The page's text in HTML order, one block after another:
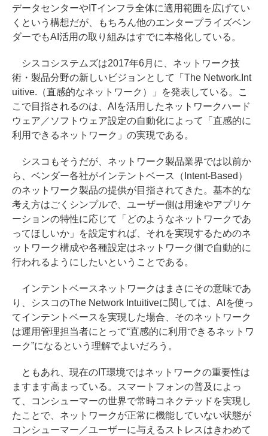
データセンターやITインフラ全体に適用範囲を広げてい
くという構想だが、もちろん他のエンタープライズベン
ダーでもAI活用の取り組みはすでに本格化している。
シスコシステムズは2017年6月に、ネットワーク技
術・製品分野の新しいビジョンとして「The Network.Int
uitive.（直感的なネットワーク）」を発表している。こ
こで目指されるのは、AIを活用したネットワークハード
ウェア／ソフトウェア設定の自動化によって「直感的に
利用できるネットワーク」の実現である。
シスコもそうだが、ネットワーク製品業界では以前か
ら、ベンダー各社がインテントベース（Intent-Based）
のネットワーク製品の提供が目指されてきた。基本的な
考え方はごくシンプルで、ユーザー側は用途やアプリケ
ーションの特性に応じて「どのようなネットワークであ
ってほしいか」を設定すれば、それを実現するためのネ
ットワーク構成や各種設定はネットワーク側で自動的に
行われるようにしたいということである。
インテントベースネットワークはまさにその意味であ
り、シスコのThe Network Intuitiveに関しては、AIを使っ
てインテントベースを実現した場合、そのネットワーク
は運用管理担当者にとって“直感的に利用できるネットワ
ーク”になるという理解でよいだろう。
ともあれ、現在のIT環境ではネットワークの重要性は
ますます高まっている。スマートフォンの普及によっ
て、コンシューマーの世界で常時コネクテッドを実現し
たことで、ネットワークが正常に機能していない状態が
コンシューマー／ユーザーに与えるストレスはきわめて